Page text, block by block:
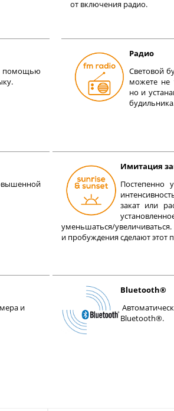
от включения радио.
помощью
Радио
Световой
можете не
но и
Имитация
Постепенно
закат или
уменьшаться/
и пробуждения сделают этот
и
Bluetooth®
Bluetooth®.